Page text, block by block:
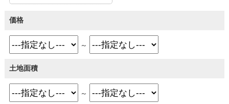
価格
～
土地面積
～